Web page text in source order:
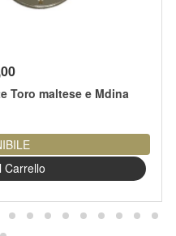
Toro maltese e Mdina
Carrello